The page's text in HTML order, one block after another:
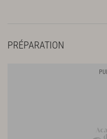
PRÉPARATION